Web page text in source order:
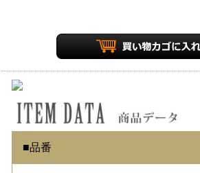
■品番